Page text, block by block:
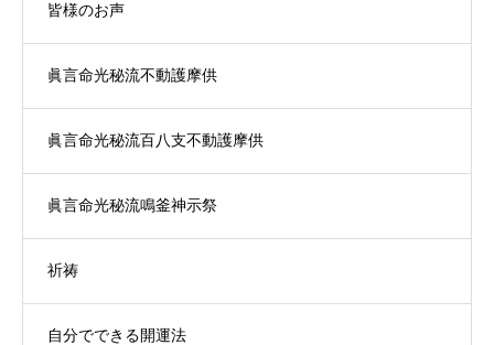
皆様のお声
眞言命光秘流不動護摩供
眞言命光秘流百八支不動護摩供
眞言命光秘流鳴釜神示祭
祈祷
自分でできる開運法